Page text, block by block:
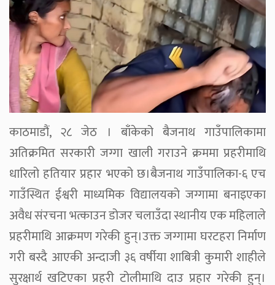
काठमाडौं, २८ जेठ । बाँकेको बैजनाथ गाउँपालिकामा
अतिक्रमित सरकारी जग्गा खाली गराउने क्रममा प्रहरीमाथि
धारिलो हतियार प्रहार भएको छ।बैजनाथ गाउँपालिका-६ एच
गाउँस्थित ईश्वरी माध्यमिक विद्यालयको जग्गामा बनाइएका
अवैध संरचना भत्काउन डोजर चलाउँदा स्थानीय एक महिलाले
प्रहरीमाथि आक्रमण गरेकी हुन्।उक्त जग्गामा घरटहरा निर्माण
गरी बस्दै आएकी अन्दाजी ३६ वर्षीया शाबित्री कुमारी शाहीले
सुरक्षार्थ खटिएका प्रहरी टोलीमाथि दाउ प्रहार गरेकी हुन्।